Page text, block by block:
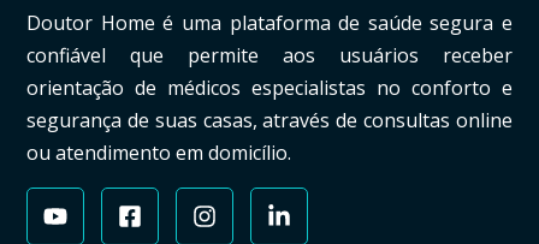
Doutor Home é uma plataforma de saúde segura e
confiável que permite aos usuários receber
orientação de médicos especialistas no conforto e
segurança de suas casas, através de consultas online
ou atendimento em domicílio.